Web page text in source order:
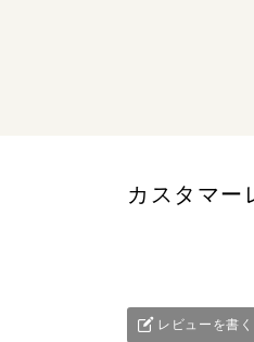
カスタマー
レビューを書く